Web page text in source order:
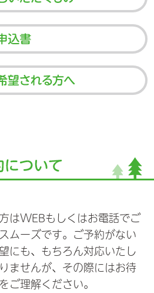
はWEBもしくはお電話でご
ムーズです。ご予約がない
にも、もちろん対応いたし
ませんが、その際にはお待
ご理解ください。